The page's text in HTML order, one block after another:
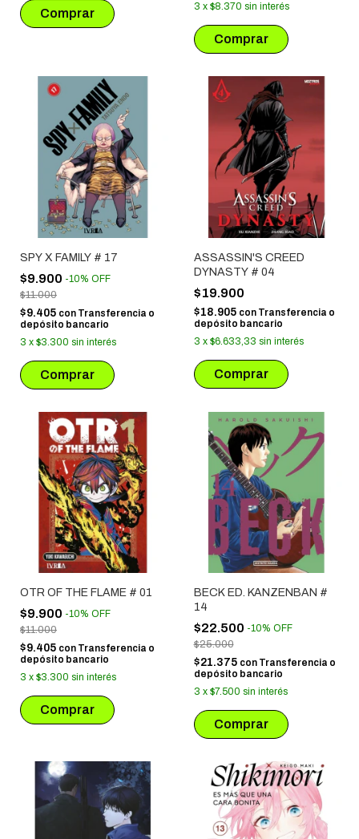
3 x $8.370 sin interés
SPY X FAMILY # 17
$9.900 -10% OFF
$11.000
$9.405 con Transferencia o
depósito bancario
3 x $3.300 sin interés
ASSASSIN'S CREED
DYNASTY # 04
$19.900
$18.905 con Transferencia o
depósito bancario
3 x $6.633,33 sin interés
OTR OF THE FLAME # 01
$9.900 -10% OFF
$11.000
$9.405 con Transferencia o
depósito bancario
3 x $3.300 sin interés
BECK ED. KANZENBAN #
14
$22.500 -10% OFF
$25.000
$21.375 con Transferencia o
depósito bancario
3 x $7.500 sin interés